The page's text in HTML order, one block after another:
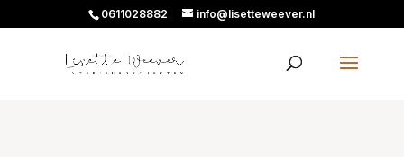
0611028882 info@lisetteweever.nl